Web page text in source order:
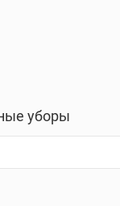
уборы